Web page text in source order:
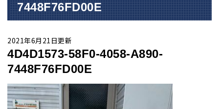
7448F76FD00E
2021年6月21日更新
4D4D1573-58F0-4058-A890-
7448F76FD00E